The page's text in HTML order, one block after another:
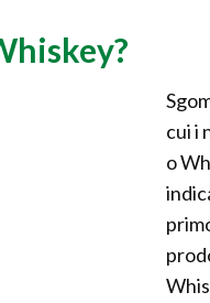
cui i
o